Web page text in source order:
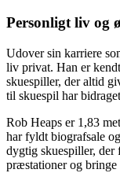
Personligt liv og
Udover sin karriere
liv privat. Han er
skuespiller, der altid
til skuespil har
Rob Heaps er 1,83
har fyldt biografsale
dygtig skuespiller,
præstationer og bringe